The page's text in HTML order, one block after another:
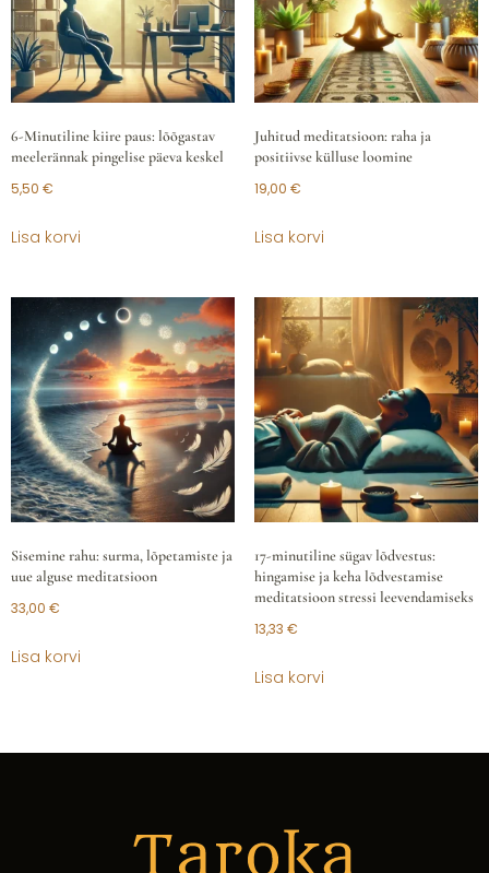
6-Minutiline kiire paus: lõõgastav
meelerännak pingelise päeva keskel
5,50 €
Lisa korvi
Juhitud meditatsioon: raha ja
positiivse külluse loomine
19,00 €
Lisa korvi
Sisemine rahu: surma, lõpetamiste ja
uue alguse meditatsioon
33,00 €
Lisa korvi
17-minutiline sügav lõdvestus:
hingamise ja keha lõdvestamise
meditatsioon stressi leevendamiseks
13,33 €
Lisa korvi